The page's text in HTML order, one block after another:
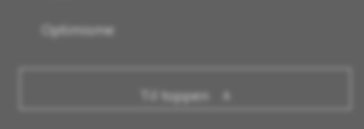
Optimisme
Til toppen